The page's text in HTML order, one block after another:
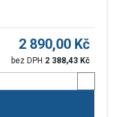
2 890,00 Kč
bez DPH 2 388,43 Kč